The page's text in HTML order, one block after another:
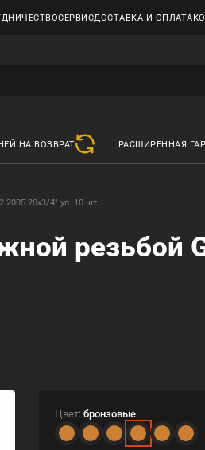
СЕРВИСДОСТАВКА И ОПЛАТА
НА ВОЗВРАТ РАСШИРЕННАЯ
20х3/4" уп. 10 шт.
резьбой
Цвет: бронзовые